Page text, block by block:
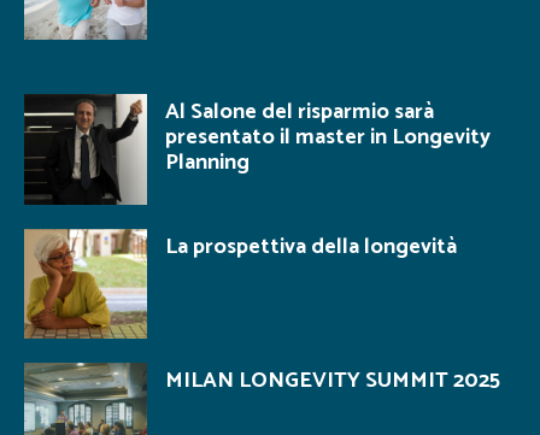
Al Salone del risparmio sarà
presentato il master in Longevity
Planning
La prospettiva della longevità
MILAN LONGEVITY SUMMIT 2025